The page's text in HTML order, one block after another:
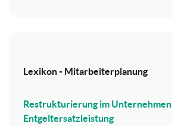
Lexikon - Mitarbeiterplanung
Restrukturierung im Unternehmen
Entgeltersatzleistung